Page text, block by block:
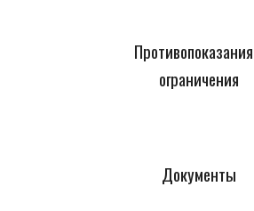
ограничения
Документы